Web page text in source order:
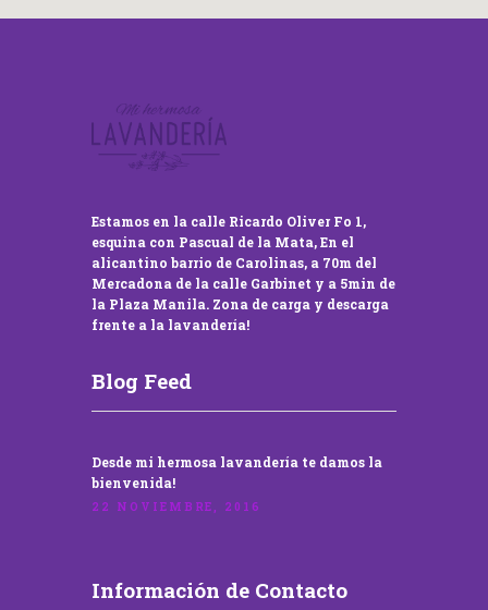
Estamos en la calle Ricardo Oliver Fo 1,
esquina con Pascual de la Mata, En el
alicantino barrio de Carolinas, a 70m del
Mercadona de la calle Garbinet y a 5min de
la Plaza Manila. Zona de carga y descarga
frente a la lavandería!
Blog Feed
Desde mi hermosa lavandería te damos la
bienvenida!
22 NOVIEMBRE, 2016
Información de Contacto